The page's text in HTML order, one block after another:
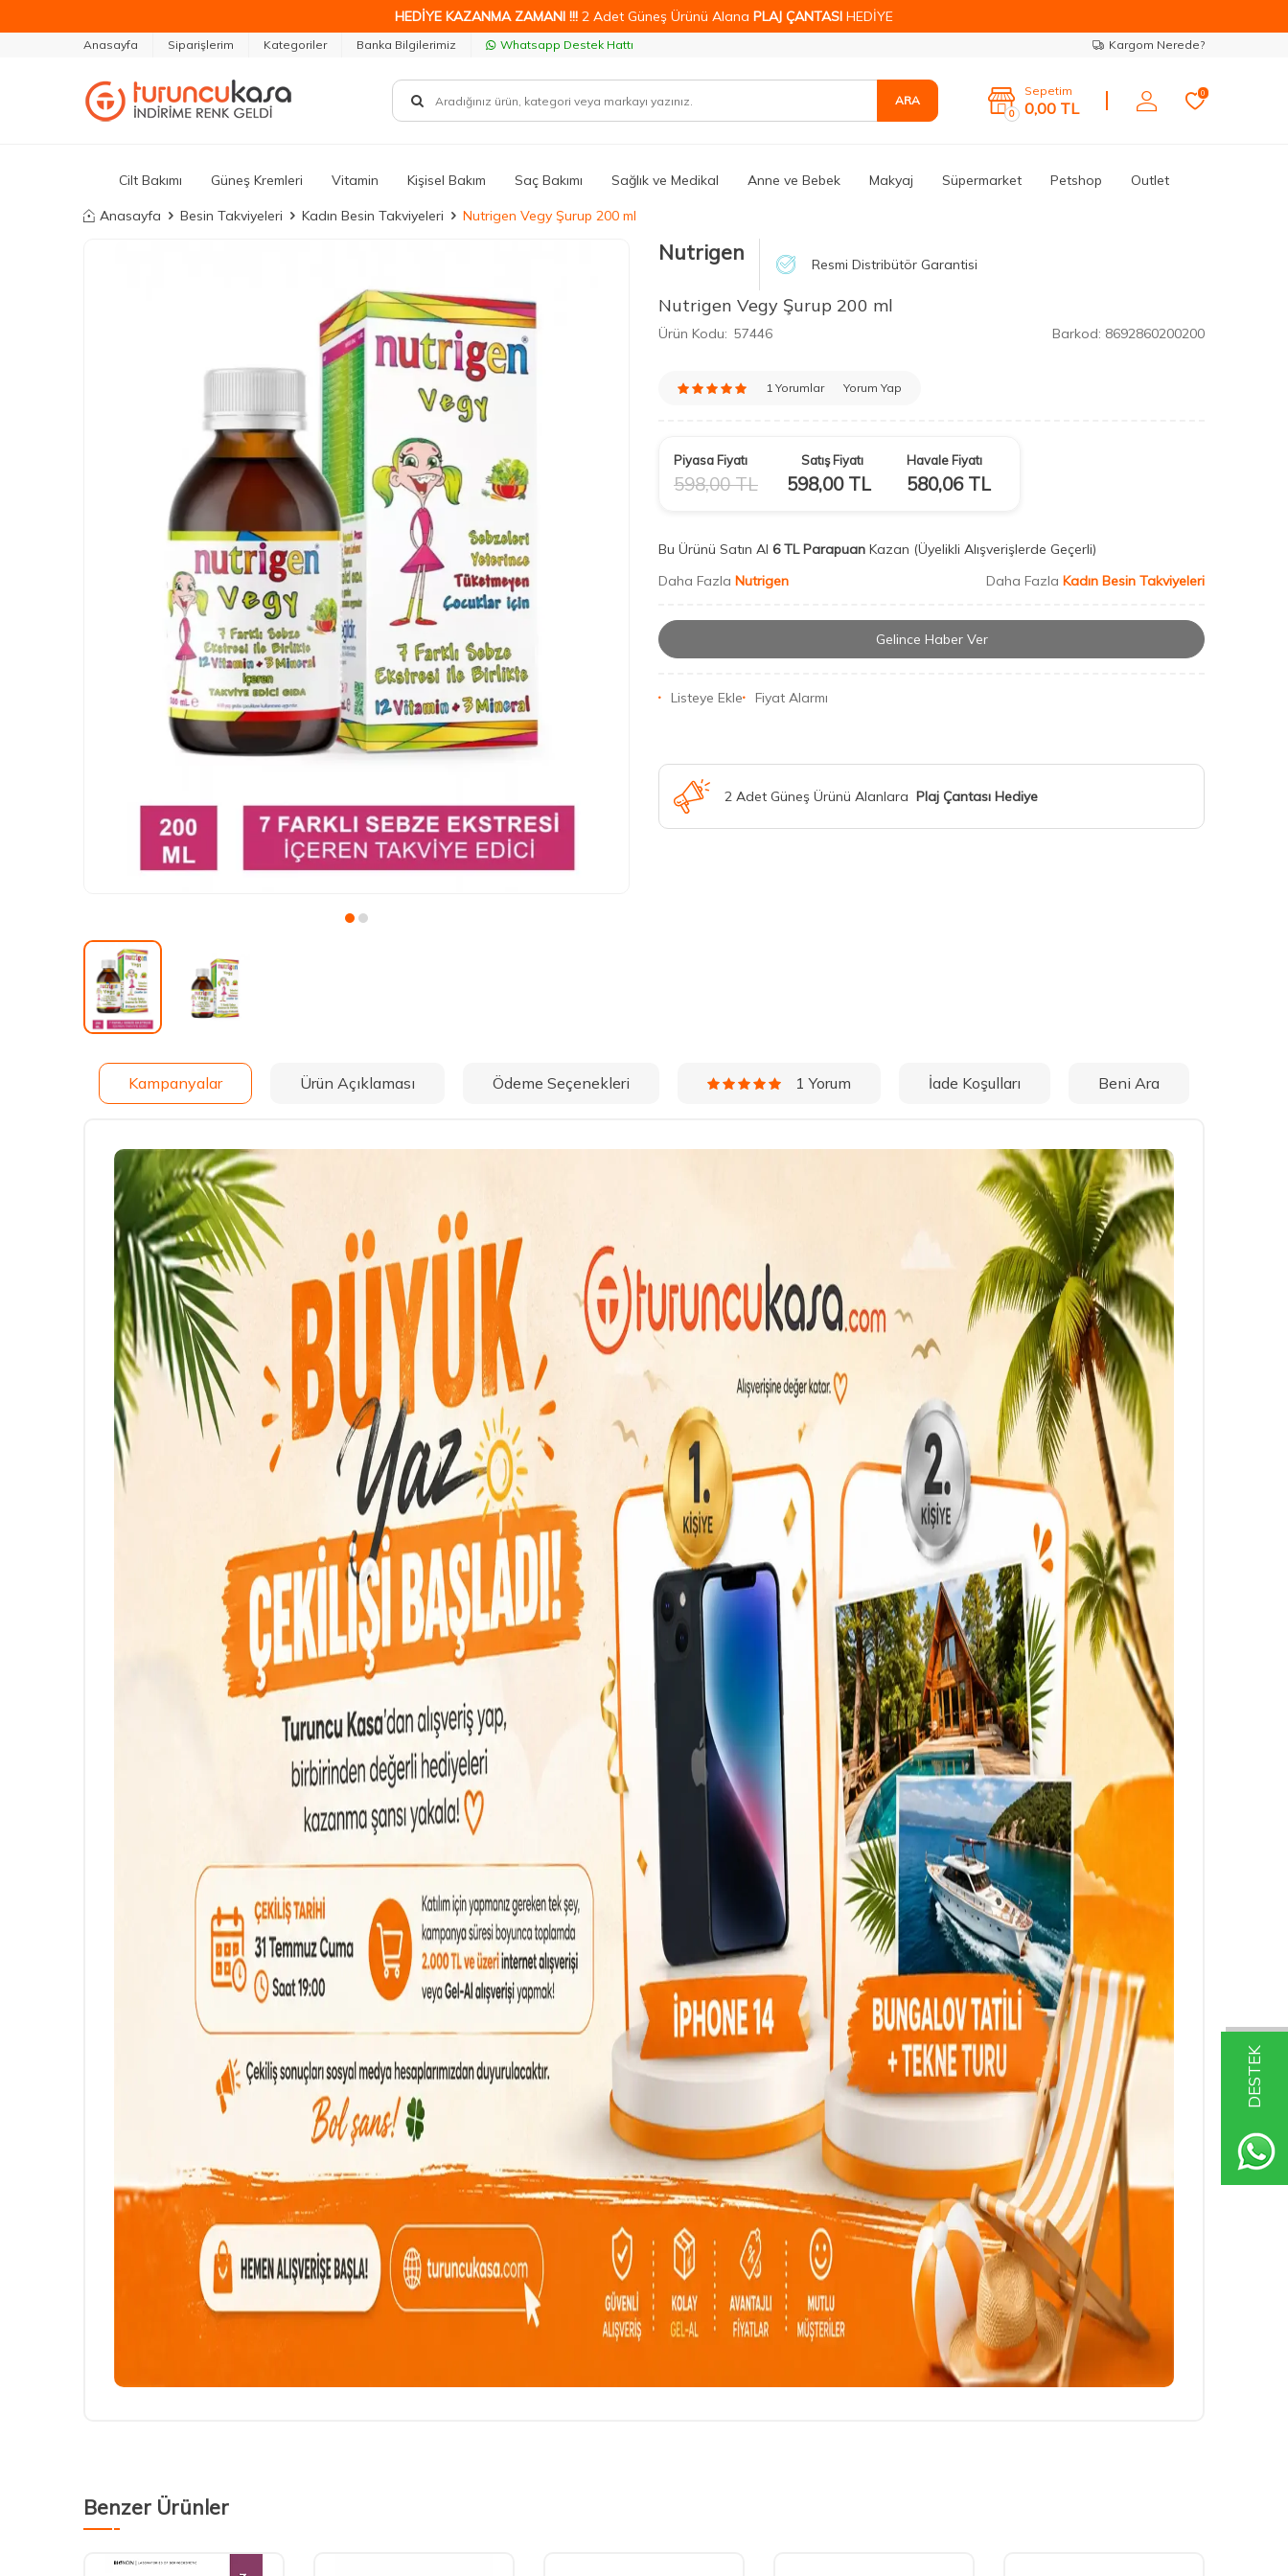
DESTEK
HEDİYE KAZANMA ZAMANI !!! 2 Adet Güneş Ürünü Alana PLAJ ÇANTASI HEDİYE
Anasayfa Siparişlerim Kategoriler Banka Bilgilerimiz Whatsapp Destek Hattı Kargom Nerede?
ARA
0
Sepetim
0,00 TL
0
Cilt Bakımı Güneş Kremleri Vitamin Kişisel Bakım Saç Bakımı Sağlık ve Medikal Anne ve Bebek Makyaj Süpermarket Petshop Outlet
Anasayfa Besin Takviyeleri Kadın Besin Takviyeleri Nutrigen Vegy Şurup 200 ml
Nutrigen Resmi Distribütör Garantisi
Nutrigen Vegy Şurup 200 ml
Ürün Kodu: 57446 Barkod: 8692860200200
1 Yorumlar Yorum Yap
Piyasa Fiyatı
598,00TL
Satış Fiyatı
598,00TL
Havale Fiyatı
580,06TL
Bu Ürünü Satın Al 6 TL Parapuan Kazan (Üyelikli Alışverişlerde Geçerli)
Daha Fazla Nutrigen Daha Fazla Kadın Besin Takviyeleri
Gelince Haber Ver
Listeye Ekle Fiyat Alarmı
2 Adet Güneş Ürünü Alanlara Plaj Çantası Hediye
Kampanyalar Ürün Açıklaması Ödeme Seçenekleri 1 Yorum İade Koşulları Beni Ara
Benzer Ürünler